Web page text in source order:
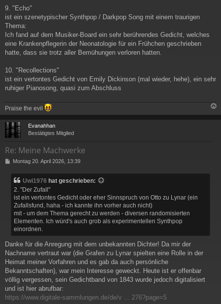
9. "Echo"
ist ein szenetypischer Synthpop / Darkpop Song mit einem traurigen
Thema:
Ich fand auf dem Musiker-Board ein sehr berührendes Gedicht, welches
eine Krankenpflegerin der Neonatologie für ein Frühchen geschrieben
hatte, dass sie trotz aller Bemühungen verloren hatten.
10. "Recollections"
ist ein vertontes Gedicht von Emily Dickinson (mal wieder, hehe), ein sehr
ruhiger Pianosong, quasi zum Abschluss
Praise the evil
a
Evanahhan
Bestätigtes Mitglied
Re: Meine Machwerke
BMontag 20. April 2026, 13:39
Uwi1976 hat geschrieben:
2. "Der Zufall"
ist ein vertontes Gedicht oder eher Sinnspruch von Otto zu Lynar (ein
Zufallsfund, haha - ich kannte ihn vorher auch nicht)
mit - um dem Thema gerecht zu werden - diversen randomisierten
Elementen. Ich würd's auch grob als experimentellen Synthpop
einordnen.
Danke für die Anregung mit dem unbekannten Dichter! Da mir der
Nachname vertraut war (die Grafen zu Lynar spielten eine Rolle in der
Heimat meiner Vorfahren und es gab da auch persönliche
Bekanntschaften), war mein Interesse geweckt. Heute ist er offenbar
völlig vergessen, sein Gedichtband von 1843 wurde jedoch digitalisiert
und ist hier abrufbar:
https://www.digitale-sammlungen.de/de/v ... 276?page=5